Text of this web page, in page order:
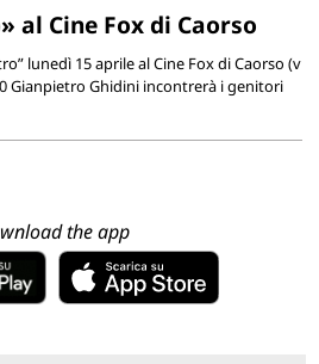
al Cine Fox di Caorso
lunedì 15 aprile al Cine Fox di Caorso (v
Gianpietro Ghidini incontrerà i genitori
the app